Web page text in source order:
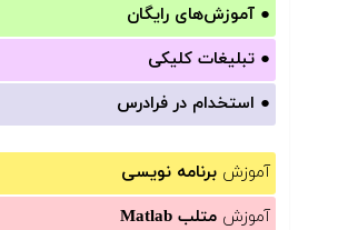
● آموزش‌های رایگان
● تبلیغات کلیکی
● استخدام در فرادرس
آموزش برنامه نویسی
آموزش متلب Matlab